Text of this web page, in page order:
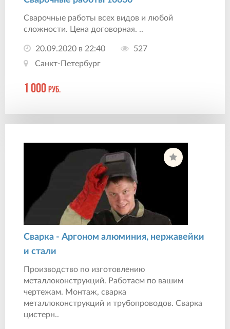
Сварочные работы всех видов и любой
сложности. Цена договорная. ..
20.09.2020 в 22:40
527
Санкт-Петербург
1 000 руб.
Сварка - Аргоном алюминия, нержавейки
и стали
Производство по изготовлению
металлоконструкций. Работаем по вашим
чертежам. Монтаж, сварка
металлоконструкций и трубопроводов. Сварка
цистерн..